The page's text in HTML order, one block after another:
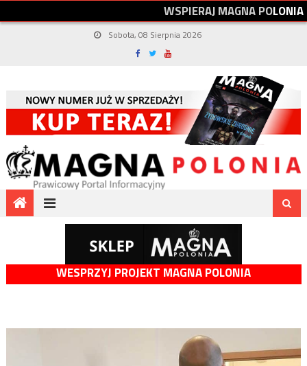
WSPIERAJMAGNAPOLONIA
Sobota, 08 Sierpnia 2026
WESPRZYJ PROJEKT MAGNA POLONIA